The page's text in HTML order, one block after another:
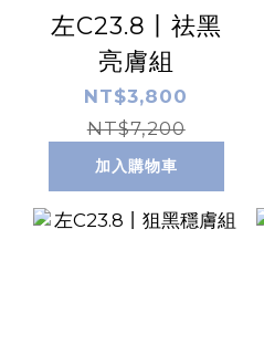
左C23.8丨祛黑
亮膚組
NT$3,800
NT$7,200
加入購物車